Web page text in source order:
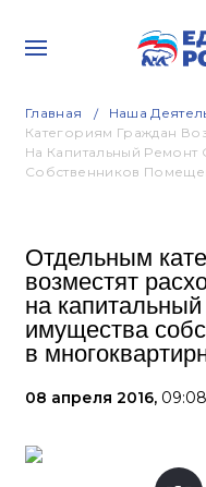
Главная Наша
Категориям Граждан
На Капитальный
Собственников
Отдельным
возместят
на
имущества
в
08 апреля 2016, 09:08